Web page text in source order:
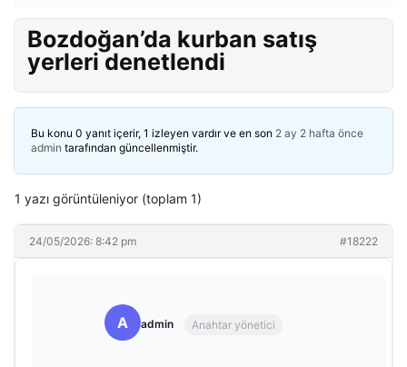
Bozdoğan’da kurban satış
yerleri denetlendi
Bu konu 0 yanıt içerir, 1 izleyen vardır ve en son 2 ay 2 hafta önce
admin tarafından güncellenmiştir.
1 yazı görüntüleniyor (toplam 1)
24/05/2026: 8:42 pm #18222
A admin Anahtar yönetici